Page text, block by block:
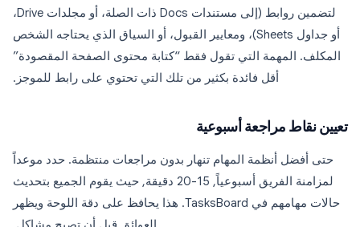
لتضمين روابط (إلى مستندات Docs ذات الصلة، أو مجلدات Drive،
أو جداول Sheets)، ومعايير القبول، أو السياق الذي يحتاجه الشخص
المكلف. المهمة التي تقول فقط “كتابة محتوى الصفحة المقصودة”
أقل فائدة بكثير من تلك التي تحتوي على رابط للموجز.
تعيين نقاط مراجعة أسبوعية
حتى أفضل أنظمة المهام تنهار بدون مراجعات منتظمة. حدد موعداً
لمزامنة الفريق أسبوعياً, 15-20 دقيقة, حيث يقوم الجميع بتحديث
حالات مهامهم في TasksBoard. هذا يحافظ على دقة اللوحة ويظهر